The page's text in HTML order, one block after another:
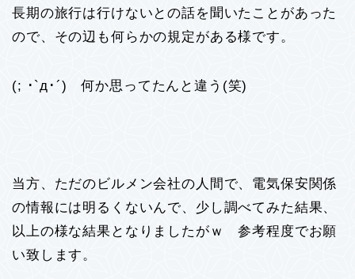
長期の旅行は行けないとの話を聞いたことがあった
ので、その辺も何らかの規定がある様です。
(; ･`д･´) 何か思ってたんと違う(笑)
当方、ただのビルメン会社の人間で、電気保安関係
の情報には明るくないんで、少し調べてみた結果、
以上の様な結果となりましたがｗ 参考程度でお願
い致します。